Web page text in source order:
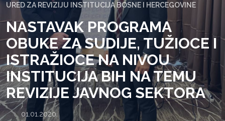
URED ZA REVIZIJU INSTITUCIJA BOSNE I HERCEGOVINE
NASTAVAK PROGRAMA
OBUKE ZA SUDIJE, TUŽIOCE I
ISTRAŽIOCE NA NIVOU
INSTITUCIJA BIH NA TEMU
REVIZIJE JAVNOG SEKTORA
01.01.2020.